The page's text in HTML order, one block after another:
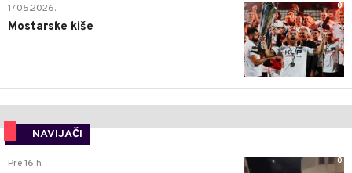
0
17.05.2026.
Mostarske kiše
NAVIJAČI
0
Pre 16 h